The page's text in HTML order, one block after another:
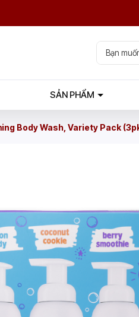
SẢN PHẨM
Body Wash, Variety Pack